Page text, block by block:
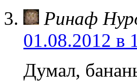
Ринаф
01.08.2012 в
Думал,